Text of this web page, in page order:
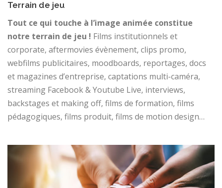
Terrain de jeu
Tout ce qui touche à l’image animée constitue
notre terrain de jeu ! Films institutionnels et
corporate, aftermovies évènement, clips promo,
webfilms publicitaires, moodboards, reportages, docs
et magazines d’entreprise, captations multi-caméra,
streaming Facebook & Youtube Live, interviews,
backstages et making off, films de formation, films
pédagogiques, films produit, films de motion design…